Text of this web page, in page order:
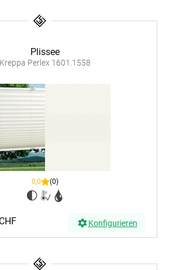
Plissee
Kreppa Perlex 1601.1558
0,0 (0)
Konfigurieren